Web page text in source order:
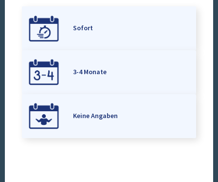
Sofort
3-4 Monate
Keine Angaben